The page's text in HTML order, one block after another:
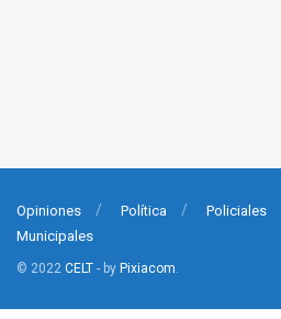
Opiniones Política Policiales
Municipales
© 2022 CELT - by Pixiacom